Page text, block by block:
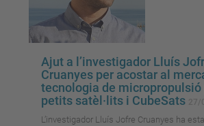
Ajut a l’investigador Lluís
Cruanyes per acostar al
tecnologia de micropropulsió
petits satèl·lits i CubeSats
L’investigador Lluís Jofre Cruanyes ha